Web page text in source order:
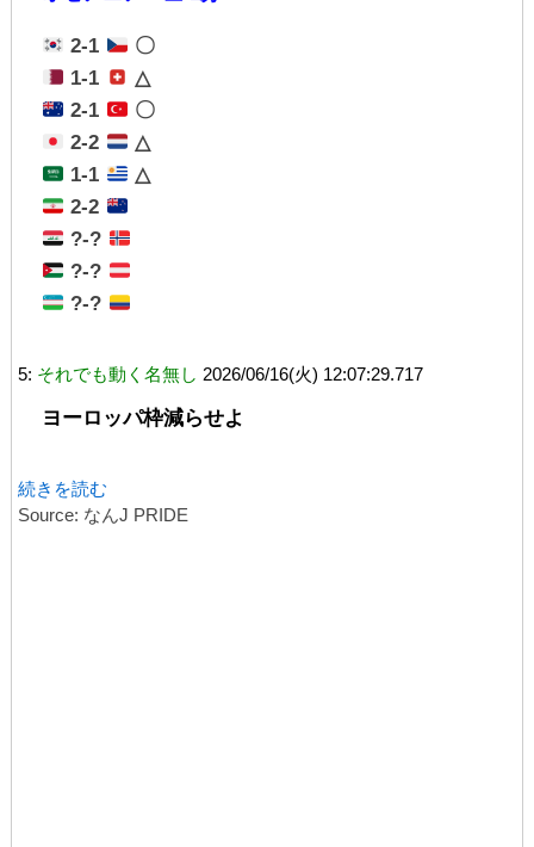
2-1
〇
1-1
△
2-1
〇
2-2
△
1-1
△
2-2
?-?
?-?
?-?
5: それでも動く名無し 2026/06/16(火) 12:07:29.717
ヨーロッパ枠減らせよ
続きを読む
Source: なんJ PRIDE